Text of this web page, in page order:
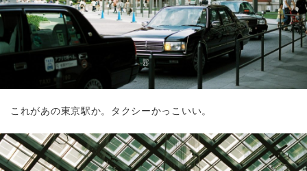
これがあの東京駅か。タクシーかっこいい。